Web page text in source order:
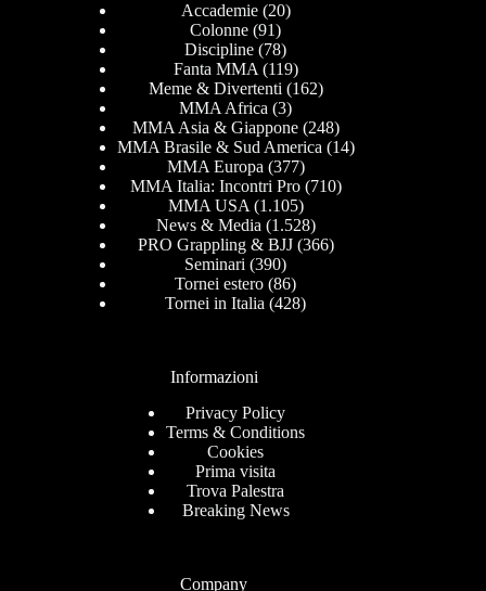
Accademie(20)
Colonne (91)
Discipline (78)
Fanta MMA (119)
Meme & Divertenti (162)
MMA Africa (3)
MMA Asia & Giappone(248)
MMA Brasile & Sud America (14)
MMA Europa (377)
MMA Italia: Incontri Pro(710)
MMA USA (1.105)
News & Media (1.528)
PRO Grappling & BJJ(366)
Seminari (390)
Tornei estero (86)
Tornei in Italia (428)
Informazioni
Privacy Policy
Terms & Conditions
Cookies
Prima visita
Trova Palestra
Breaking News
Company